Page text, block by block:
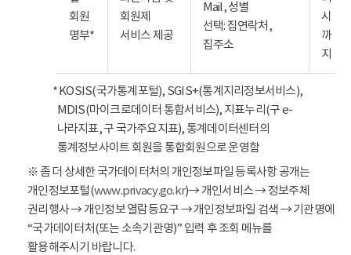
회원
명부*
회원제
서비스 제공
Mail, 성별
선택: 집연락처,
집주소
시
까
지
* KOSIS(국가통계포털), SGIS+(통계지리정보서비스),
MDIS(마이크로데이터 통합서비스), 지표누리(구 e-
나라지표, 구 국가주요지표), 통계데이터센터의
통계정보사이트 회원을 통합회원으로 운영함
※ 좀 더 상세한 국가데이터처의 개인정보파일 등록사항 공개는
개인정보포털(www.privacy.go.kr)→ 개인서비스 → 정보주체
권리행사 → 개인정보 열람등요구 → 개인정보파일 검색 → 기관명에
“국가데이터처(또는 소속기관명)” 입력 후 조회 메뉴를
활용해주시기 바랍니다.